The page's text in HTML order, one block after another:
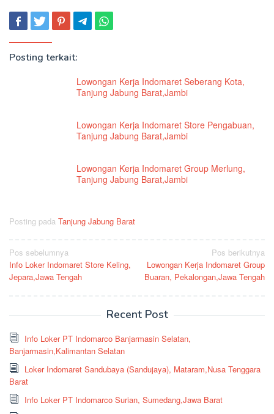
Posting terkait:
Lowongan Kerja Indomaret Seberang Kota,
Tanjung Jabung Barat,Jambi
Lowongan Kerja Indomaret Store Pengabuan,
Tanjung Jabung Barat,Jambi
Lowongan Kerja Indomaret Group Merlung,
Tanjung Jabung Barat,Jambi
Posting pada Tanjung Jabung Barat
Navigasi
pos
Pos sebelumnya
Info Loker Indomaret Store Keling,
Jepara,Jawa Tengah
Pos berikutnya
Lowongan Kerja Indomaret Group
Buaran, Pekalongan,Jawa Tengah
Recent Post
Info Loker PT Indomarco Banjarmasin Selatan,
Banjarmasin,Kalimantan Selatan
Loker Indomaret Sandubaya (Sandujaya), Mataram,Nusa Tenggara
Barat
Info Loker PT Indomarco Surian, Sumedang,Jawa Barat